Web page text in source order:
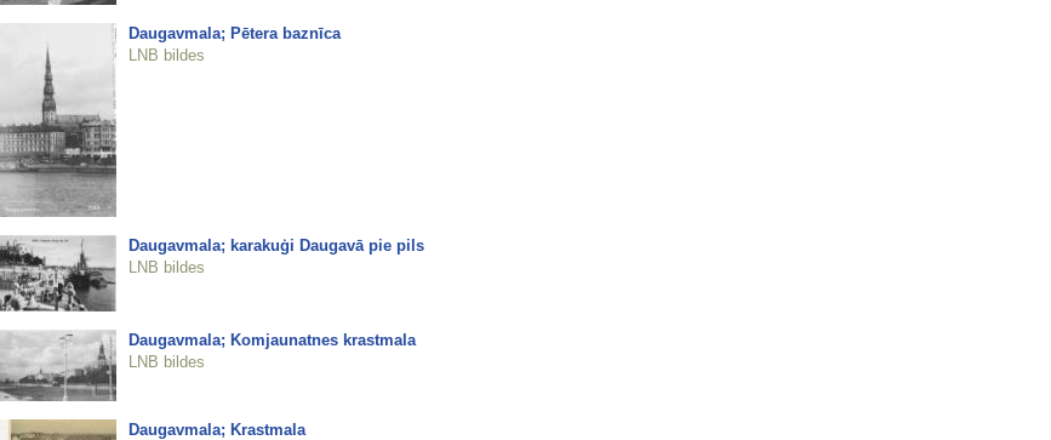
Daugavmala; Pētera baznīca
LNB bildes
Daugavmala; karakuģi Daugavā pie pils
LNB bildes
Daugavmala; Komjaunatnes krastmala
LNB bildes
Daugavmala; Krastmala